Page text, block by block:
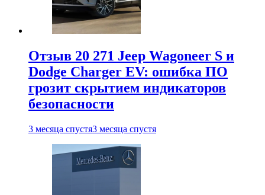
Отзыв 20 271 Jeep Wagoneer S и
Dodge Charger EV: ошибка ПО
грозит скрытием индикаторов
безопасности
3 месяца спустя3 месяца спустя